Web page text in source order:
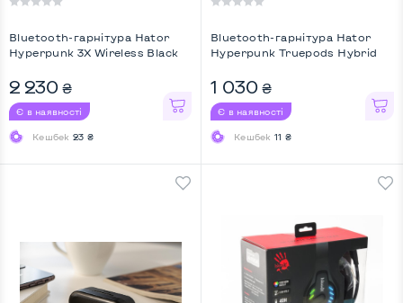
Bluetooth-гарнiтура Hator
Hyperpunk 3X Wireless Black
2 230 ₴
Є в наявності
Кешбек 23 ₴
Bluetooth-гарнiтура Hator
Hyреrpunk Truepods Hybrid
1 030 ₴
Є в наявності
Кешбек 11 ₴